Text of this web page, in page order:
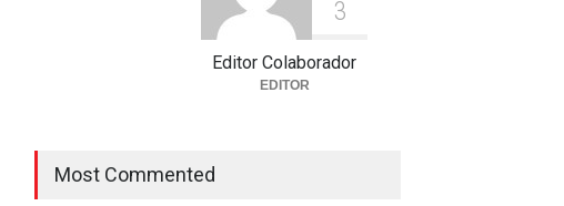
3
Editor Colaborador
EDITOR
Most Commented